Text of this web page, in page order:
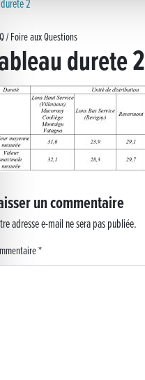
2
/ Foire aux Questions
durete 2
un commentaire
adresse e-mail ne sera pas publiée.
*